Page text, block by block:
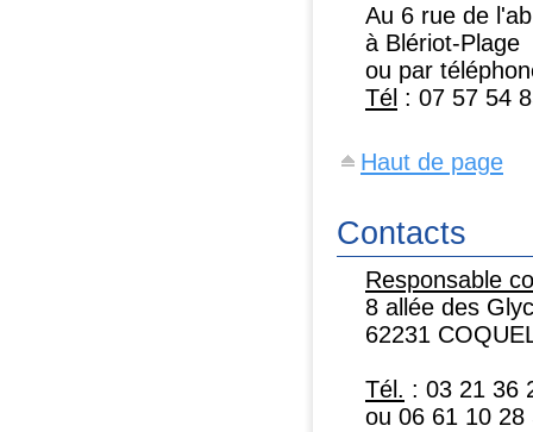
Au 6 rue de
à Blériot-Plage
ou par
Tél : 07 57 54
Haut de page
Contacts
Responsable
8 allée des
62231
Tél. : 03 21 36
ou 06 61 10 28